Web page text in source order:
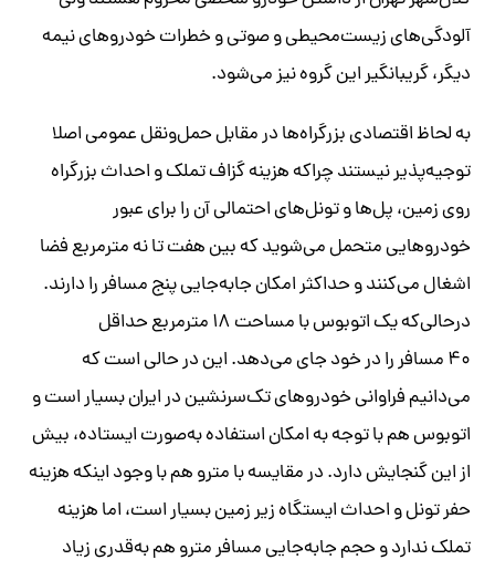
آلودگی‌های زیست‌محیطی و صوتی و خطرات خودروهای نیمه
دیگر، گریبانگیر این گروه نیز می‌شود.
به لحاظ اقتصادی بزرگراه‌ها در مقابل حمل‌ونقل عمومی اصلا
توجیه‌پذیر نیستند چراکه هزینه گزاف تملک و احداث بزرگراه
روی زمین، پل‌ها و تونل‌های احتمالی آن را برای عبور
خودروهایی متحمل می‌شوید که بین هفت تا نه مترمربع فضا
اشغال می‌کنند و حداکثر امکان جابه‌جایی پنج مسافر را دارند.
درحالی‌که یک اتوبوس با مساحت ۱۸ مترمربع حداقل
۴۰ مسافر را در خود جای می‌دهد. این در حالی است که
می‌دانیم فراوانی خودروهای تک‌سرنشین در ایران بسیار است و
اتوبوس هم با توجه به امکان استفاده به‌صورت ایستاده، بیش
از این گنجایش دارد. در مقایسه با مترو هم با وجود اینکه هزینه
حفر تونل و احداث ایستگاه زیر زمین بسیار است، اما هزینه
تملک ندارد و حجم جابه‌جایی مسافر مترو هم به‌قدری زیاد